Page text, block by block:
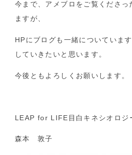
今まで、アメブロをご覧くださっ
ますが、
HPにブログも一緒についていま
していきたいと思います。
今後ともよろしくお願いします。
LEAP for LIFE目白キネシオロジ
森本 敦子